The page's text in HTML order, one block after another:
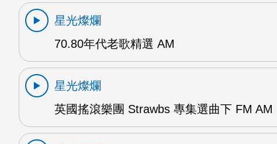
星光燦爛
70.80年代老歌精選 AM
星光燦爛
英國搖滾樂團 Strawbs 專集選曲下 FM AM